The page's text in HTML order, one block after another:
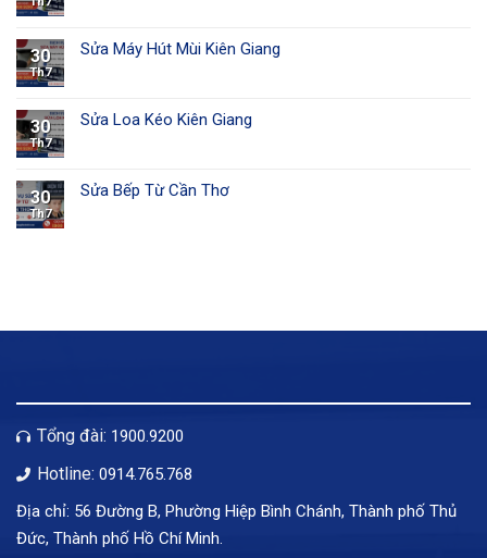
30
Th7
Sửa Máy Hút Mùi Kiên Giang
30
Th7
Sửa Loa Kéo Kiên Giang
30
Th7
Sửa Bếp Từ Cần Thơ
Tổng đài: 1900.9200
Hotline: 0914.765.768
Địa chỉ: 56 Đường B, Phường Hiệp Bình Chánh, Thành phố Thủ
Đức, Thành phố Hồ Chí Minh.